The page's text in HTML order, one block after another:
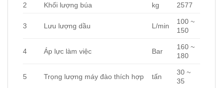
2 Khối lượng búa kg 2577
3 Lưu lượng dầu L/min
100 ~
150
4 Áp lực làm việc Bar
160 ~
180
5 Trọng lượng máy đào thích hợp tấn
30 ~
35